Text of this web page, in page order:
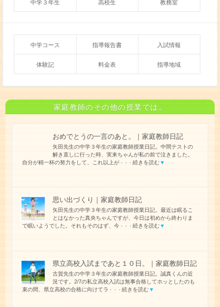
中学３年生 高校生 教務室
中学コース 指導報告書 入試情報
体験記 料金表 指導地域
家庭教師のその他の授業では。
おめでとうの一言のあと。｜家庭教師日記
矢田先生の中学３年生の家庭教師授業日記。中間テストの
解き直しに行った時、実来ちゃんが私の前で泣きました。
自分が精一杯の努力をして、これ以上が ・・・ 続きを読む▼
思い出づくり｜家庭教師日記
矢田先生の中学３年生の家庭教師授業日記。最近は眠るこ
とはなかった真央ちゃんですが、今日は初めから終わりま
で眠いようでした。それもそのはず、今 ・・・ 続きを読む▼
県立高校入試まであと１０日。｜家庭教師日記
古賀先生の中学３年生の家庭教師授業日記。誠真くんの近
況です。2/7の私立高校入試は無事合格してホッとしたのも
束の間、県立高校の合格に向けてラ ・・・ 続きを読む▼